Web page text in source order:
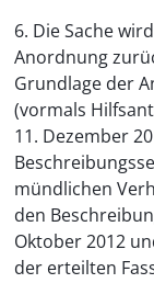
6. Die Sache
Anordnung
Grundlage der
(vormals
11. Dezember
mündlichen
den
Oktober 2012
der erteilten